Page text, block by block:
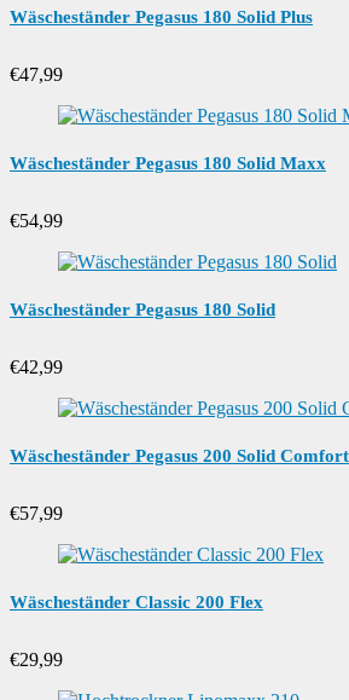
Wäscheständer Pegasus 180 Solid Plus
€47,99
Wäscheständer Pegasus 180 Solid Maxx
€54,99
Wäscheständer Pegasus 180 Solid
€42,99
Wäscheständer Pegasus 200 Solid Comfort
€57,99
Wäscheständer Classic 200 Flex
€29,99